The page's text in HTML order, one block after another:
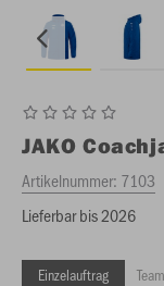
JAKO
Artikelnummer: 7103
Lieferbar bis 2026
Einzelauftrag